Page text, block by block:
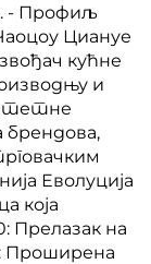
- Профиљ
Циануе
кућне
и
брендова,
Еволуција
која
Прелазак на
Проширена